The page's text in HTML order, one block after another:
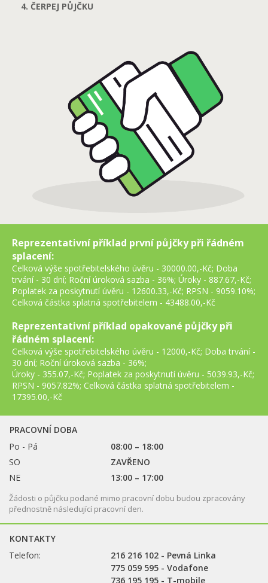
4. ČERPEJ PŮJČKU
Reprezentativní příklad první půjčky při řádném
splacení:
Celková výše spotřebitelského úvěru - 30000.00,-Kč; Doba
trvání - 30 dní; Roční úroková sazba - 36%; Úroky - 887.67,-Kč;
Poplatek za poskytnutí úvěru - 12600.33,-Kč; RPSN - 9059.10%;
Celková částka splatná spotřebitelem - 43488.00,-Kč
Reprezentativní příklad opakované půjčky při
řádném splacení:
Celková výše spotřebitelského úvěru - 12000,-Kč; Doba trvání -
30 dní; Roční úroková sazba - 36%;
Úroky - 355.07,-Kč; Poplatek za poskytnutí úvěru - 5039.93,-Kč;
RPSN - 9057.82%; Celková částka splatná spotřebitelem -
17395.00,-Kč
PRACOVNÍ DOBA
Po - Pá
08:00 – 18:00
SO
ZAVŘENO
NE
13:00 – 17:00
Žádosti o půjčku podané mimo pracovní dobu budou zpracovány
přednostně následující pracovní den.
KONTAKTY
Telefon:
216 216 102 - Pevná Linka
775 059 595 - Vodafone
736 195 195 - T-mobile